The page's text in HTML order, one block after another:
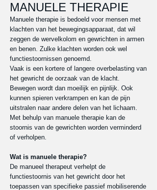
MANUELE THERAPIE
Manuele therapie is bedoeld voor mensen met
klachten van het bewegingsapparaat, dat wil
zeggen de wervelkolom en gewrichten in armen
en benen. Zulke klachten worden ook wel
functiestoornissen genoemd.
Vaak is een kortere of langere overbelasting van
het gewricht de oorzaak van de klacht.
Bewegen wordt dan moeilijk en pijnlijk. Ook
kunnen spieren verkrampen en kan de pijn
uitstralen naar andere delen van het lichaam.
Met behulp van manuele therapie kan de
stoornis van de gewrichten worden verminderd
of verholpen.
Wat is manuele therapie?
De manueel therapeut verhelpt de
functiestoornis van het gewricht door het
toepassen van specifieke passief mobiliserende